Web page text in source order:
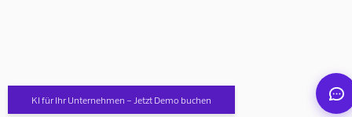
KI für Ihr Unternehmen – Jetzt Demo buchen